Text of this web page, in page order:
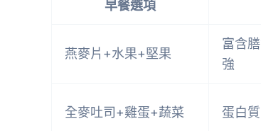
早餐選項
燕麥片+水果+堅果
富含
強
全麥吐司+雞蛋+蔬菜 蛋白